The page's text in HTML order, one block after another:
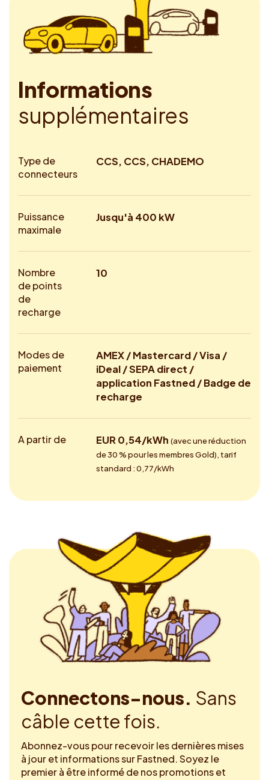
Informations
supplémentaires
Type de
connecteurs
CCS, CCS, CHADEMO
Puissance
maximale
Jusqu'à 400 kW
Nombre
de points
de
recharge
10
Modes de
paiement
AMEX / Mastercard / Visa /
iDeal / SEPA direct /
application Fastned / Badge de
recharge
A partir de EUR 0,54/kWh (avec une réduction
de 30 % pour les membres Gold), tarif
standard : 0,77/kWh
Connectons-nous. Sans
câble cette fois.
Abonnez-vous pour recevoir les dernières mises
à jour et informations sur Fastned. Soyez le
premier à être informé de nos promotions et